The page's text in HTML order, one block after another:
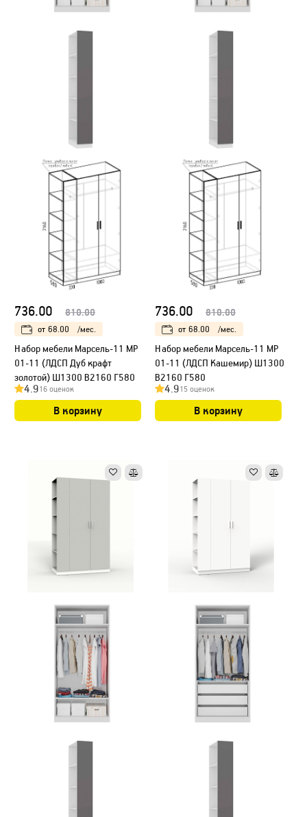
736.00 810.00
от 68.00 /мес.
Набор мебели Марсель-11 МР
01-11 (ЛДСП Дуб крафт
золотой) Ш1300 В2160 Г580
4.916 оценок
В корзину
736.00 810.00
от 68.00 /мес.
Набор мебели Марсель-11 МР
01-11 (ЛДСП Кашемир) Ш1300
В2160 Г580
4.915 оценок
В корзину